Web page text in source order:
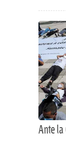
Ante la